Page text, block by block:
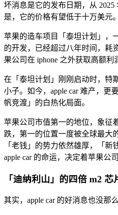
坏消息是它的发布日期，从 2025
是，它的价格有望低于十万美元。
苹果的造车项目「泰坦计划」，
的开发，已经超过八年时间，耗
果公司在 iphone 之外获取高额利
在「泰坦计划」刚刚启动时，特
小子。如今，apple car 难产，更
帆竞渡」的白热化局面。
苹果公司市值第一的地位，象征
跌，第一的位置一度被全球最大
「老钱」的势力依然雄厚，「
apple car 的命运，决定着苹果公
「迪纳利山」的四倍 m2 芯
其实，apple car 的好消息也没那么